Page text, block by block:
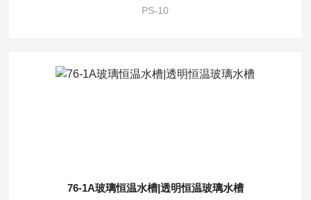
PS-10
76-1A玻璃恒温水槽|透明恒温玻璃水槽